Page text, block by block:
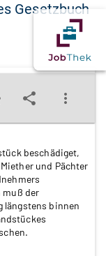
Gesetzbuch
share more_vert
beschädiget,
und Pächter
muß der
längstens binnen